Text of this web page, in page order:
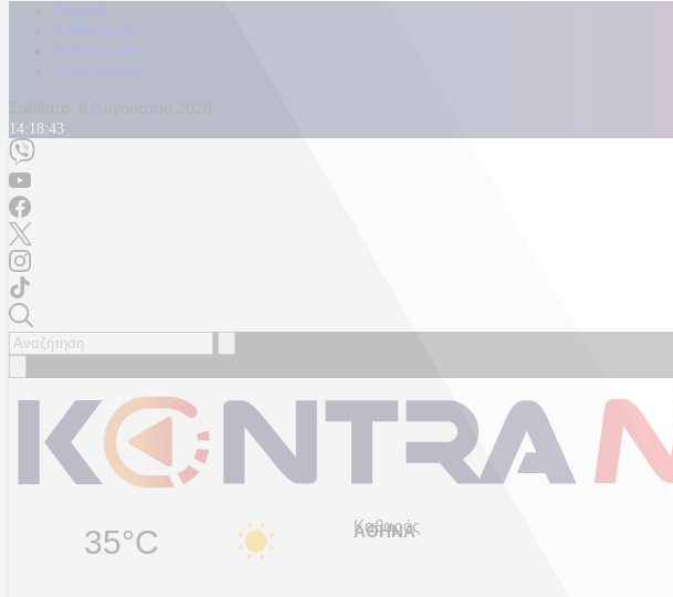
Αρχική
Kontra Live
Καταγγελίες
Επικοινωνία
14:18:45
35°C Καθαρός